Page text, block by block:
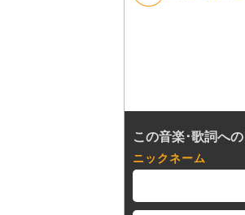
この音楽･歌詞へ
ニックネーム